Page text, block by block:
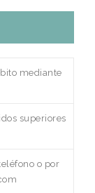
mediante
superiores
o por